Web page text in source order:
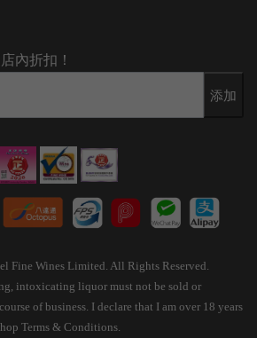
內折扣！
添加
Fine Wines Limited. All Rights Reserved.
intoxicating liquor must not be sold or
of business. I declare that I am over 18 years
Terms & Conditions.